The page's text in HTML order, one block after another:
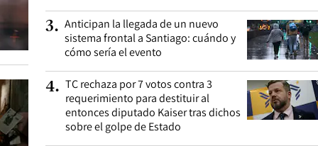
3. Anticipan la llegada de un nuevo
sistema frontal a Santiago: cuándo y
cómo sería el evento
4. TC rechaza por 7 votos contra 3
requerimiento para destituir al
entonces diputado Kaiser tras dichos
sobre el golpe de Estado